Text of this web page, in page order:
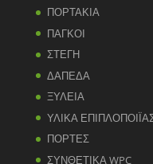
ΠΟΡΤΑΚΙΑ
ΠΑΓΚΟΙ
ΣΤΕΓΗ
ΔΑΠΕΔΑ
ΞΥΛΕΙΑ
ΥΛΙΚΑ
ΠΟΡΤΕΣ
ΣΥΝΘΕΤΙΚΑ WPC